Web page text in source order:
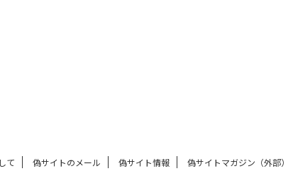
て 偽サイトのメール 偽サイト情報 偽サイトマガジン（外部）